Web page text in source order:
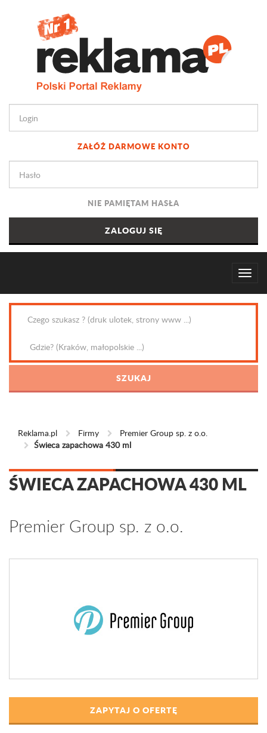
ZAŁÓŻ DARMOWE KONTO
NIE PAMIĘTAM HASŁA
Reklama.pl Firmy
Premier Group sp. z o.o.
Świeca zapachowa 430 ml
ŚWIECA ZAPACHOWA 430 ML
Premier Group sp. z o.o.
ZAPYTAJ O OFERTĘ